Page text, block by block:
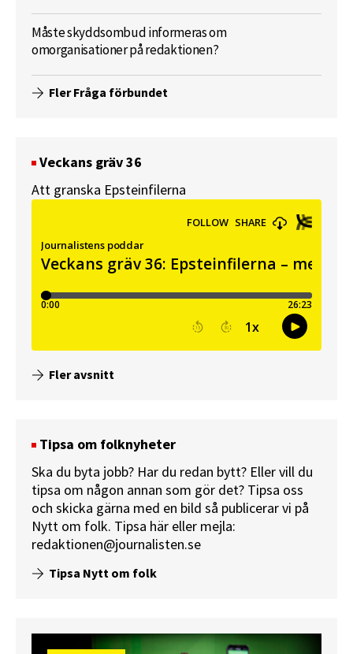
Måste skyddsombud informeras om
omorganisationer på redaktionen?
Fler Fråga förbundet
Veckans gräv 36
Att granska Epsteinfilerna
Fler avsnitt
Tipsa om folknyheter
Ska du byta jobb? Har du redan bytt? Eller vill du
tipsa om någon annan som gör det? Tipsa oss
och skicka gärna med en bild så publicerar vi på
Nytt om folk. Tipsa här eller mejla:
redaktionen@journalisten.se
Tipsa Nytt om folk